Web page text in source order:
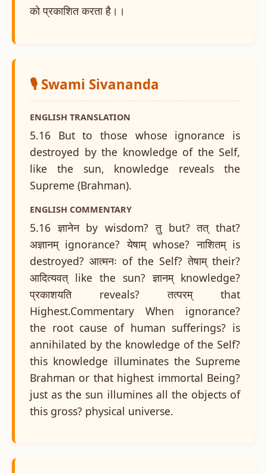
को प्रकाशित करता है।।
🎙️ Swami Sivananda
ENGLISH TRANSLATION
5.16 But to those whose ignorance is
destroyed by the knowledge of the Self,
like the sun, knowledge reveals the
Supreme (Brahman).
ENGLISH COMMENTARY
5.16 ज्ञानेन by wisdom? तु but? तत् that?
अज्ञानम् ignorance? येषाम् whose? नाशितम् is
destroyed? आत्मनः of the Self? तेषाम् their?
आदित्यवत् like the sun? ज्ञानम् knowledge?
प्रकाशयति reveals? तत्परम् that
Highest.Commentary When ignorance?
the root cause of human sufferings? is
annihilated by the knowledge of the Self?
this knowledge illuminates the Supreme
Brahman or that highest immortal Being?
just as the sun illumines all the objects of
this gross? physical universe.